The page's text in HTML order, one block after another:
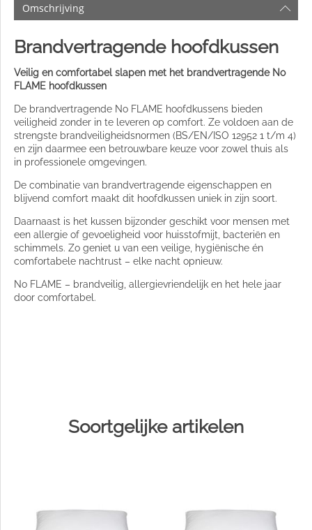
Omschrijving
Brandvertragende hoofdkussen
Veilig en comfortabel slapen met het brandvertragende No
FLAME hoofdkussen
De brandvertragende No FLAME hoofdkussens bieden
veiligheid zonder in te leveren op comfort. Ze voldoen aan de
strengste brandveiligheidsnormen (BS/EN/ISO 12952 1 t/m 4)
en zijn daarmee een betrouwbare keuze voor zowel thuis als
in professionele omgevingen.
De combinatie van brandvertragende eigenschappen en
blijvend comfort maakt dit hoofdkussen uniek in zijn soort.
Daarnaast is het kussen bijzonder geschikt voor mensen met
een allergie of gevoeligheid voor huisstofmijt, bacteriën en
schimmels. Zo geniet u van een veilige, hygiënische én
comfortabele nachtrust – elke nacht opnieuw.
No FLAME – brandveilig, allergievriendelijk en het hele jaar
door comfortabel.
Soortgelijke artikelen